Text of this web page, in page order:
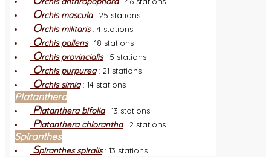
Orchis mascula: 25 stations
Orchis militaris: 4 stations
Orchis pallens: 18 stations
Orchis provincialis: 5 stations
Orchis purpurea: 21 stations
Orchis simia: 14 stations
Platanthera
Platanthera bifolia: 13 stations
Platanthera chlorantha: 2 stations
Spiranthes
Spiranthes spiralis: 13 stations